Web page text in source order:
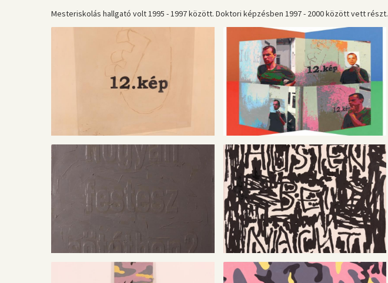
Mesteriskolás hallgató volt 1995 - 1997 között. Doktori képzésben 1997 - 2000 között vett részt.